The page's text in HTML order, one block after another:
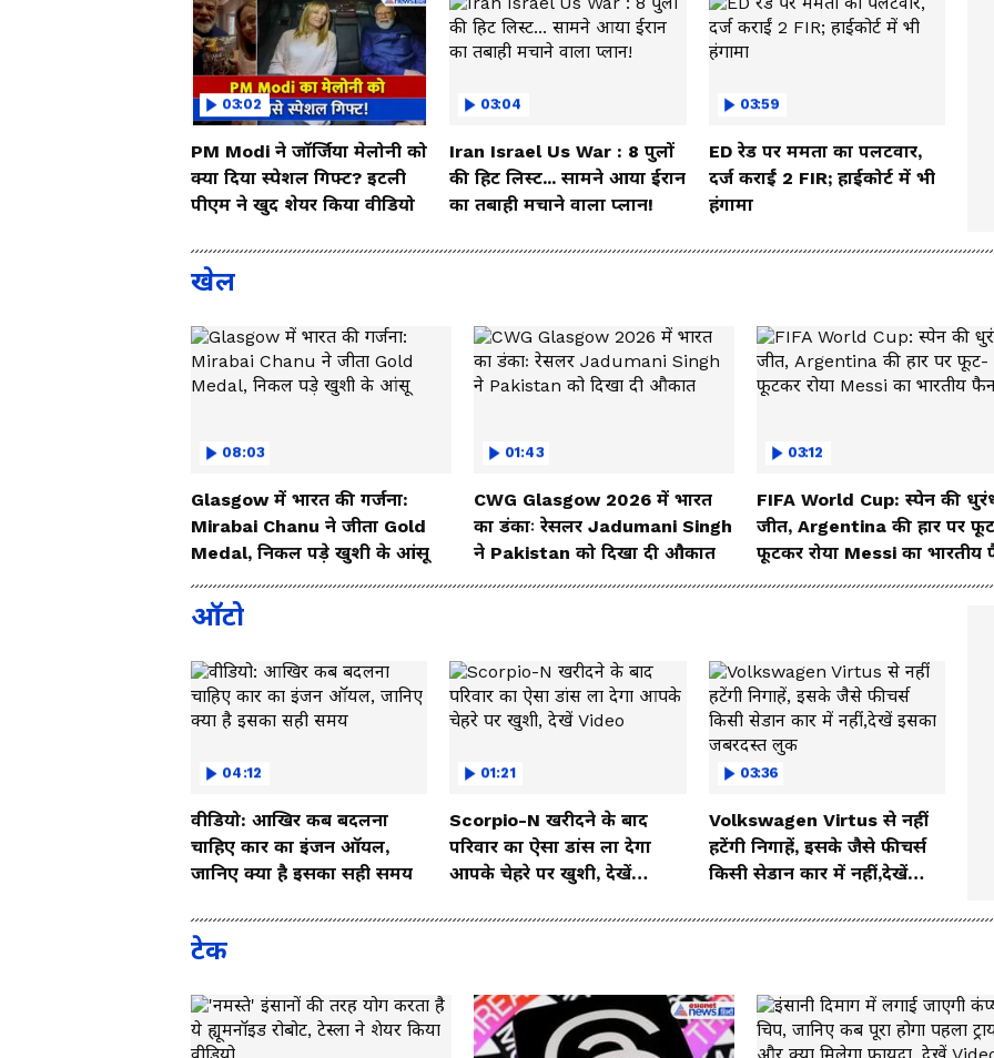
03:02
PM Modi ने जॉर्जिया मेलोनी को
क्या दिया स्पेशल गिफ्ट? इटली
पीएम ने खुद शेयर किया वीडियो
03:04
Iran Israel Us War : 8 पुलों
की हिट लिस्ट... सामने आया ईरान
का तबाही मचाने वाला प्लान!
03:59
ED रेड पर ममता का पलटवार,
दर्ज कराईं 2 FIR; हाईकोर्ट में भी
हंगामा
खेल
08:03
Glasgow में भारत की गर्जना:
Mirabai Chanu ने जीता Gold
Medal, निकल पड़े खुशी के आंसू
01:43
CWG Glasgow 2026 में भारत
का डंकाः रेसलर Jadumani Singh
ने Pakistan को दिखा दी औकात
03:12
FIFA World Cup: स्पेन की
जीत, Argentina की हार पर
फूटकर रोया Messi का भारतीय
ऑटो
04:12
वीडियो: आखिर कब बदलना
चाहिए कार का इंजन ऑयल,
जानिए क्या है इसका सही समय
01:21
Scorpio-N खरीदने के बाद
परिवार का ऐसा डांस ला देगा
आपके चेहरे पर खुशी, देखें
03:36
Volkswagen Virtus से नहीं
हटेंगी निगाहें, इसके जैसे फीचर्स
किसी सेडान कार में नहीं,देखें
टेक